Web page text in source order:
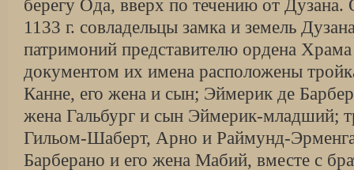
берегу Ода, вверх по течению от Дузана.
1133 г. совладельцы замка и земель
патримоний представителю ордена
документом их имена расположены
Канне, его жена и сын; Эймерик де
жена Гальбург и сын Эймерик-младший;
Гильом-Шаберт, Арно и Раймунд-
Барберано и его жена Мабий, вместе с